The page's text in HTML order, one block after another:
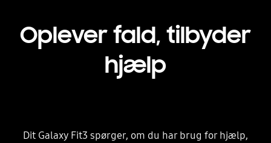
Oplever fald, tilbyder
hjælp
Dit Galaxy Fit3 spørger, om du har brug for hjælp,